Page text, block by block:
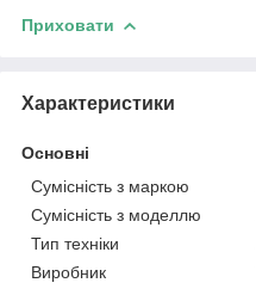
Приховати
Характеристики
Основні
Сумісність з маркою
Сумісність з моделлю
Тип техніки
Виробник